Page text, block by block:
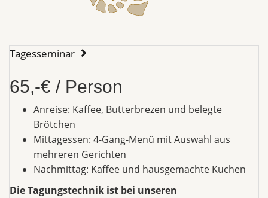
Tagesseminar
65,-€ / Person
Anreise: Kaffee, Butterbrezen und belegte
Brötchen
Mittagessen: 4-Gang-Menü mit Auswahl aus
mehreren Gerichten
Nachmittag: Kaffee und hausgemachte Kuchen
Die Tagungstechnik ist bei unseren